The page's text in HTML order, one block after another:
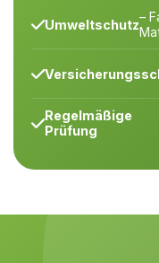
Umweltschutz–
Regelmäßige
Prüfung